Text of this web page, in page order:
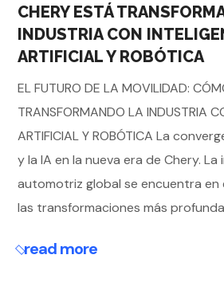
CHERY ESTÁ
INDUSTRIA CON
ARTIFICIAL Y ROBÓTICA
EL FUTURO DE LA MOVILIDAD:
TRANSFORMANDO LA INDUSTRIA
ARTIFICIAL Y ROBÓTICA La
y la IA en la nueva era de Chery. La
automotriz global se encuentra en
las transformaciones más
read more